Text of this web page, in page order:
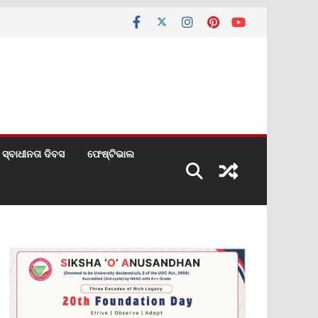
ସ୍ବାଧୀନତା ଦିବସ ଫେଷ୍ଟିଭାଲ